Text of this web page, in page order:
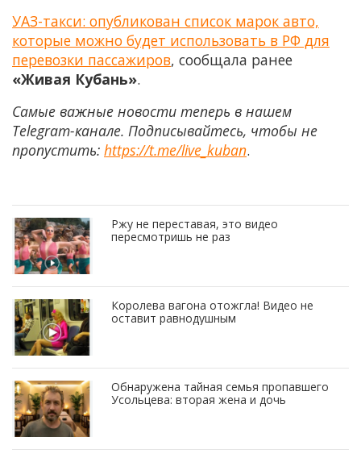
УАЗ-такси: опубликован список марок авто,
которые можно будет использовать в РФ для
перевозки пассажиров, сообщала ранее
«Живая Кубань».
Самые важные новости теперь в нашем
Telegram-канале. Подписывайтесь, чтобы не
пропустить: https://t.me/live_kuban.
Ржу не переставая, это видео
пересмотришь не раз
Королева вагона отожгла! Видео не
оставит равнодушным
Обнаружена тайная семья пропавшего
Усольцева: вторая жена и дочь